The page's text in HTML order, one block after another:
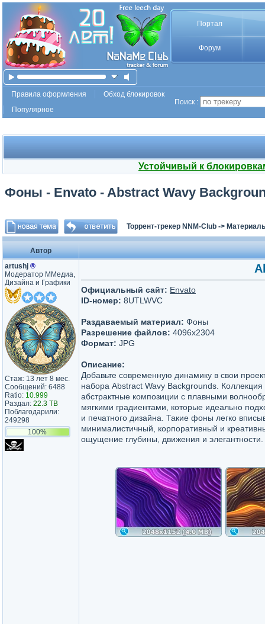
Портал
Форум
Правила оформления
Обход блокировок
Популярное
Поиск :
Устойчивый к
Фоны - Envato - Abstract Wavy
Торрент-трекер NNM-Club ->
Автор
artushj ®
Модератор ММедиа,
Дизайна и Графики
Стаж: 13 лет 8 мес.
Сообщений: 6488
Ratio: 10.999
Раздал: 22.3 TB
Поблагодарили:
249298
100%
Официальный сайт: Envato
ID-номер: 8UTLWVC
Раздаваемый материал: Фоны
Разрешение файлов: 4096x2304
Формат: JPG
Описание:
Добавьте современную динамику в свои
набора Abstract Wavy Backgrounds.
абстрактные композиции с плавными
мягкими градиентами, которые идеально
и печатного дизайна. Такие фоны легко
минималистичный, корпоративный и
ощущение глубины, движения и элегантности.